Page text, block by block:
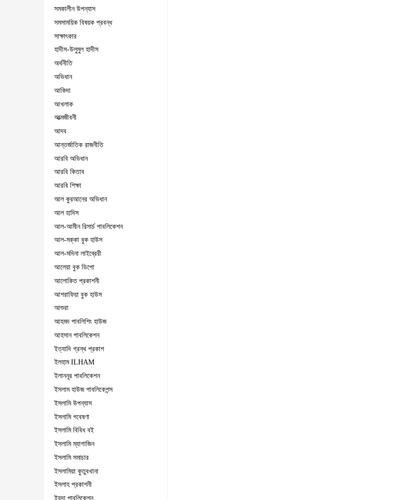
সমকালীন উপন্যাস
সমসাময়িক বিষয়ক প্রবন্ধ
সাক্ষাৎকার
হাদীস-উলুমুল হাদীস
অর্থনীতি
অভিধান
আকিদা
আখলাক
আত্মজীবনী
আদব
আন্তর্জাতিক রাজনীতি
আরবি অভিধান
আরবি কিতাব
আরবি শিক্ষা
আল কুরআনের অভিধান
আল হাদিস
আল-আমীন রিসার্চ পাবলিকেশন
আল-মক্কা বুক হাউস
আল-মদিনা লাইব্রেরী
আলেয়া বুক ডিপো
আলোকিত প্রকাশনী
আশরাফিয়া বুক হাউস
আশুরা
আহমদ পাবলিশিং হাউজ
আহসান পাবলিকেশন
ইত্যাদি গ্রন্থ প্রকাশ
ইলহাম ILHAM
ইলাননূর পাবলিকেশন
ইসলাম হাউজ পাবলিকেশন্স
ইসলামি উপন্যাস
ইসলামি গবেষণা
ইসলামি বিবিধ বই
ইসলামি ম্যাগাজিন
ইসলামি সমাচার
ইসলামিয়া কুতুবখানা
ইসলাহ প্রকাশনী
ইহদা পাবলিকেশন